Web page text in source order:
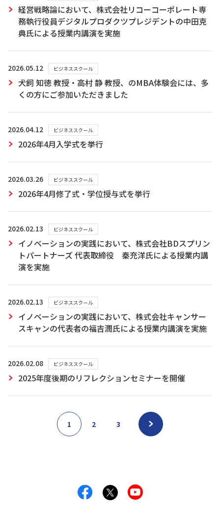
経営戦略論において、株式会社リコーコーポレート専
務執行役員デジタルプロダクツプレジデントの中田克
典氏による授業内講演を実施
2026.05.12 ビジネススクール
犬飼 知徳 教授・高村 静 教授、のMBA体験会には、多
くの方にご参加いただきました
2026.04.12 ビジネススクール
2026年4月入学式を挙行
2026.03.26 ビジネススクール
2026年4月修了式・学位授与式を挙行
2026.02.13 ビジネススクール
イノベーションの実践において、株式会社BDスプリン
トパートナーズ 代表取締役 秦充洋氏による授業内講
演を実施
2026.02.13 ビジネススクール
イノベーションの実践において、株式会社キャンサー
スキャンの代表者の福吉潤氏による授業内講演を実施
2026.02.08 ビジネススクール
2025年度後期のリフレクションセミナーを開催
1 2 3